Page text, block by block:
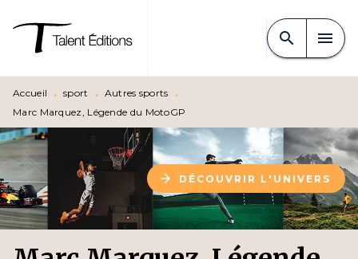
MENU CONTENU
PIED DE PAGE
search menu
Accueil • sport • Autres sports •
Marc Marquez, Légende du MotoGP
arrow_forward DÉCOUVRIR L'UNIVERS